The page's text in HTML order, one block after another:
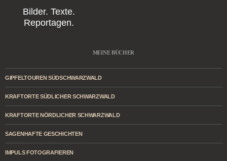
Bilder. Texte.
Reportagen.
MEINE BÜCHER
GIPFELTOUREN SÜDSCHWARZWALD
KRAFTORTE SÜDLICHER SCHWARZWALD
KRAFTORTE NÖRDLICHER SCHWARZWALD
SAGENHAFTE GESCHICHTEN
IMPULS FOTOGRAFIEREN